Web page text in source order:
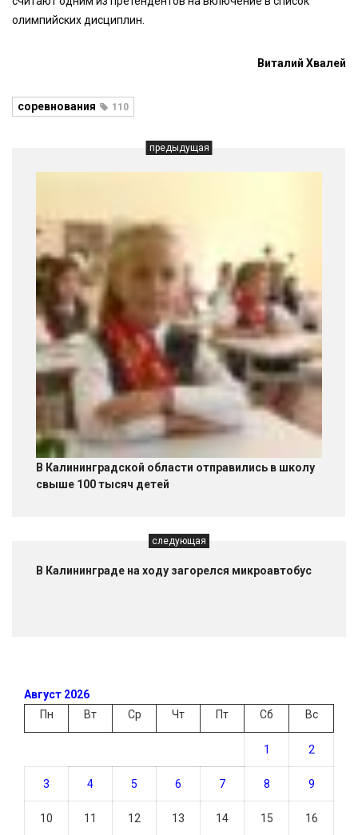
олимпийских дисциплин.
Виталий Хвалей
соревнования 110
предыдущая
В Калининградской области отправились в школу
свыше 100 тысяч детей
следующая
В Калининграде на ходу загорелся микроавтобус
Август 2026
Пн
Вт Ср Чт Пт Сб Вс
1 2
3 4 5 6 7 8 9
10 11 12 13 14 15 16